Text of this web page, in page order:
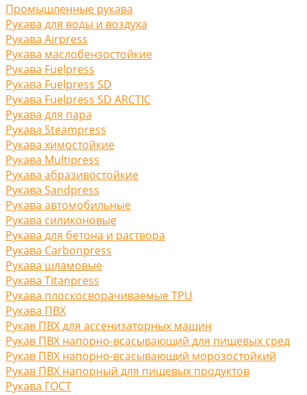
Промышленные рукава
Рукава для воды и воздуха
Рукава Airpress
Рукава маслобензостойкие
Рукава Fuelpress
Рукава Fuelpress SD
Рукава Fuelpress SD ARCTIC
Рукава для пара
Рукава Steampress
Рукава химостойкие
Рукава Multipress
Рукава абразивостойкие
Рукава Sandpress
Рукава автомобильные
Рукава силиконовые
Рукава для бетона и раствора
Рукава Carbonpress
Рукава шламовые
Рукава Titanpress
Рукава плоскосворачиваемые TPU
Рукава ПВХ
Рукав ПВХ для ассенизаторных машин
Рукав ПВХ напорно-всасывающий для пищевых сред
Рукав ПВХ напорно-всасывающий морозостойкий
Рукав ПВХ напорный для пищевых продуктов
Рукава ГОСТ